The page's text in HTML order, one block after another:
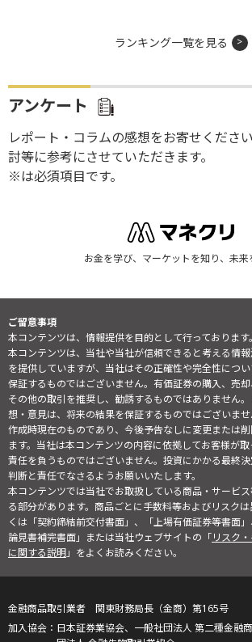
ランキング一覧を見る
アンケート
レポート・コラムの感想をお寄せくださ
討等に参考にさせていただきます。
※は必須項目です。
お金を学び、マーケットを知り、未来
ご留意事項
本コンテンツは、情報提供を目的として行っております。
本コンテンツは、当社や当社が信頼できると考える情
を提供していますが、当社はその正確性や完全性につ
保証するものではございません。有価証券の購入、売却
その他の取引を推奨し、勧誘するものではありません
想・意見は、将来の結果を保証するものではございま
作成時現在のものであり、今後予告なしに変更または
ます。当社は本コンテンツの内容に依拠してお客様が
責任を負うものではございません。投資にかかる最終
判断と責任でなさるようお願いいたします。
本コンテンツでは当社でお取扱している商品・サービ
る部分があります。商品ごとに手数料等およびリスク
くは「契約締結前交付書面」、「上場有価証券等書面
論見書補完書面」または当社ウェブサイトの「リスク
に関する説明」をよくお読みください。
金融商品取引業者 関東財務局長（金商）第165号
日本証券業協会、一般社団法人 第二種金融